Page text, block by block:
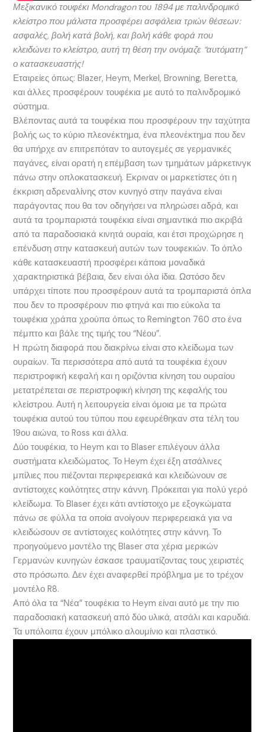
Μεξικανικό τουφέκι Mondragon του 1894 με παλινδρομικό
κλείστρο που μάλιστα προσφέρει ασφάλεια τριών θέσεων:
ασφαλές, βολή κατά βολή, και βολή κάθε φορά που
κλειδώνει το κλείστρο, αυτή τη θέση την ονόμαζε “αυτόματη”
ο κατασκευαστής!
Εταιρείες όπως: Blazer, Heym, Merkel, Browning, Beretta,
και άλλες προσφέρουν τουφέκια με αυτό το παλινδρομικό
σύστημα.
Βλέποντας αυτά τα τουφέκια που προσφέρουν την ταχύτητα
βολής ως το κύριο πλεονέκτημα, ένα πλεονέκτημα που δεν
θα υπήρχε αν επιτρεπόταν το αυτογεμές σε γερμανικές
παγάνες, είναι ορατή η επέμβαση των τμημάτων μάρκετινγκ
πάνω στην οπλοκατασκευή. Εκριναν οι μαρκετίστες ότι η
έκκριση αδρεναλίνης στον κυνηγό στην παγάνα είναι
παράγοντας που θα τον οδηγήσει να πληρώσει αδρά, και
αυτά τα τρομπαριστά τουφέκια είναι σημαντικά πιο ακριβά
από τα παραδοσιακά κινητά ουραία, και έτσι προχώρησε η
επένδυση στην κατασκευή αυτών των τουφεκιών. Το όπλο
κάθε κατασκευαστή προσφέρει κάποια μοναδικά
χαρακτηριστικά βέβαια, δεν είναι όλα ίδια. Ωστόσο δεν
υπάρχει τίποτε που προσφέρουν αυτά τα τρομπαριστά όπλα
που δεν το προσφέρουν πιο φτηνά και πιο εύκολα τα
τουφέκια χράπα χρούπα όπως το Remington 760 στο ένα
πέμπτο και βάλε της τιμής του “Νέου”.
Η πρώτη διαφορά που διακρίνω είναι στο κλείδωμα των
ουραίων. Τα περισσότερα από αυτά τα τουφέκια έχουν
περιστροφική κεφαλή και η οριζόντια κίνηση του ουραίου
μετατρέπεται σε περιστροφική κίνηση της κεφαλής του
κλείστρου. Αυτή η λειτουργεία είναι όμοια με τα πρώτα
τουφέκια αυτού του τύπου που εφευρέθηκαν στα τέλη του
19ου αιώνα, το Ross και άλλα.
Δύο τουφέκια, το Heym και το Blaser επιλέγουν άλλα
συστήματα κλειδώματος. Το Heym έχει έξη ατσάλινες
μπίλιες που πιέζονται περιφερειακά και κλειδώνουν σε
αντίστοιχες κοιλότητες στην κάννη. Πρόκειται για πολύ γερό
κλείδωμα. Το Blaser έχει κάτι αντίστοιχο με εξογκώματα
πάνω σε φύλλα τα οποία ανοίγουν περιφερειακά για να
κλειδώσουν σε αντίστοιχες κοιλότητες στην κάννη. Το
προηγούμενο μοντέλο της Blaser στα χέρια μερικών
Γερμανών κυνηγών έσκασε τραυματίζοντας τους χειριστές
στο πρόσωπο. Δεν έχει αναφερθεί πρόβλημα με το τρέχον
μοντέλο R8.
Από όλα τα “Νέα” τουφέκια το Heym είναι αυτό με την πιο
παραδοσιακή κατασκευή από δύο υλικά, ατσάλι και καρυδιά.
Τα υπόλοιπα έχουν μπόλικο αλουμίνιο και πλαστικό.